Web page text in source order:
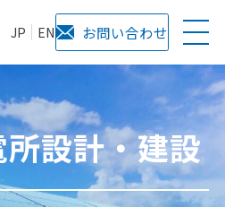
JP EN お問い合わせ
設計・建設